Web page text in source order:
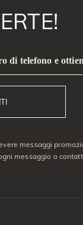
di telefono e
messaggi
messaggio o